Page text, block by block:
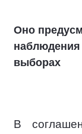
Оно
наблюдения
выборах
В